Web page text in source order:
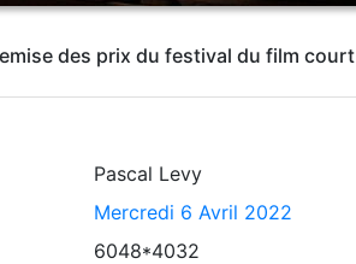
des prix du festival du film court
Pascal Levy
Mercredi 6 Avril 2022
6048*4032